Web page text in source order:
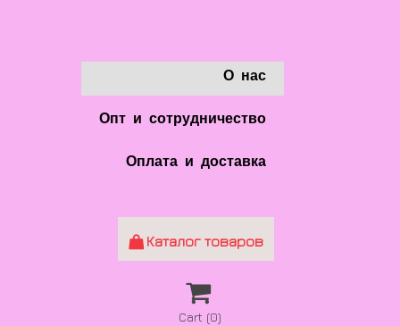
О нас
Опт и сотрудничество
Оплата и доставка
Каталог товаров

Cart (0)